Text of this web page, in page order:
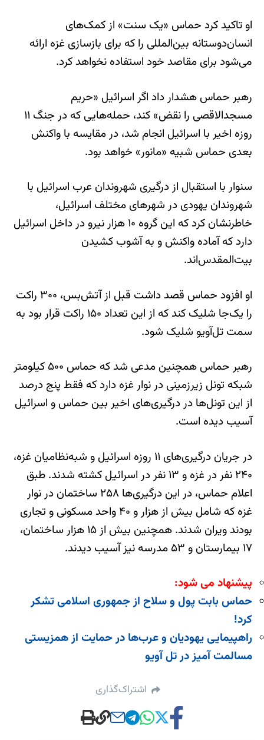
او تاکید کرد حماس «یک سنت» از کمک‌های
انسان‌دوستانه بین‌المللی را که برای بازسازی غزه ارائه
می‌شود برای مقاصد خود استفاده نخواهد کرد.
رهبر حماس هشدار داد اگر اسرائیل «حریم
مسجدالاقصی را نقض» کند، حمله‌هایی که در جنگ ۱۱
روزه اخیر با اسرائیل انجام شد، در مقایسه با واکنش
بعدی حماس شبیه «مانور» خواهد بود.
سنوار با استقبال از درگیری شهروندان عرب اسرائیل با
شهروندان یهودی در شهرهای مختلف اسرائیل،
خاطرنشان کرد که این گروه ۱۰ هزار نیرو در داخل اسرائیل
دارد که آماده‌ واکنش و به آشوب کشیدن
بیت‌المقدس‌اند.
او افزود حماس قصد داشت قبل از آتش‌بس، ۳۰۰ راکت
را یک‌جا شلیک کند که از این تعداد ۱۵۰ راکت قرار بود به
سمت تل‌آویو شلیک شود.
رهبر حماس همچنین مدعی شد که حماس ۵۰۰ کیلومتر
شبکه تونل زیرزمینی در نوار غزه دارد که فقط پنج درصد
از این تونل‌ها در درگیری‌های اخیر بین حماس و اسرائیل
آسیب دیده است.
در جریان درگیری‌های ۱۱ روزه اسرائیل و شبه‌نظامیان غزه،
۲۴۰ نفر در غزه و ۱۳ نفر در اسرائیل کشته شدند. طبق
اعلام حماس، در این درگیری‌ها ۲۵۸ ساختمان در نوار
غزه که شامل بیش از هزار و ۴۰ واحد مسکونی و تجاری
بودند ویران شدند. همچنین بیش از ۱۵ هزار ساختمان،
۱۷ بیمارستان و ۵۳ مدرسه نیز آسیب دیدند.
پیشنهاد می شود:
حماس بابت پول و سلاح از جمهوری اسلامی تشکر
کرد!
راهپیمایی یهودیان و عرب‌ها در حمایت از همزیستی
مسالمت آمیز در تل آویو
اشتراک‌گذاری